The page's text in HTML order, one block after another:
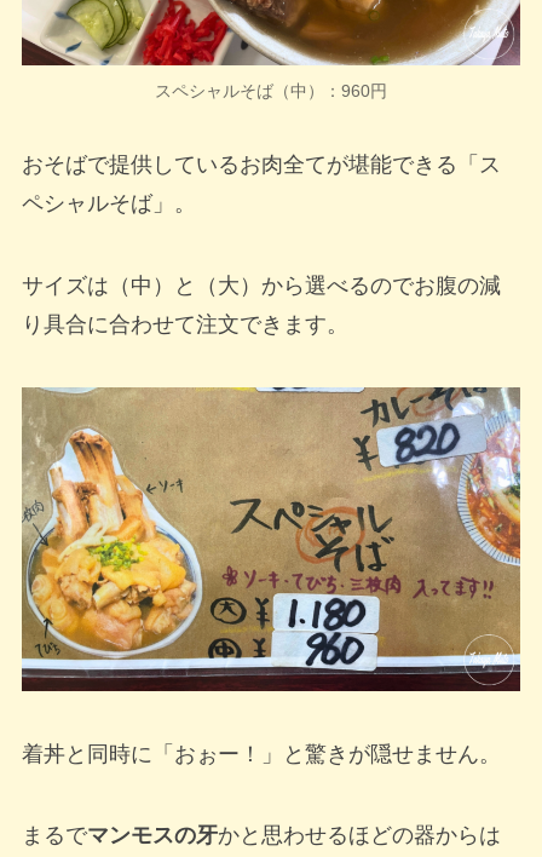
スペシャルそば（中）：960円
おそばで提供しているお肉全てが堪能できる「ス
ペシャルそば」。
サイズは（中）と（大）から選べるのでお腹の減
り具合に合わせて注文できます。
着丼と同時に「おぉー！」と驚きが隠せません。
まるでマンモスの牙かと思わせるほどの器からは